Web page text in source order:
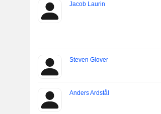
Jacob Laurin
Steven Glover
Anders Ardstål